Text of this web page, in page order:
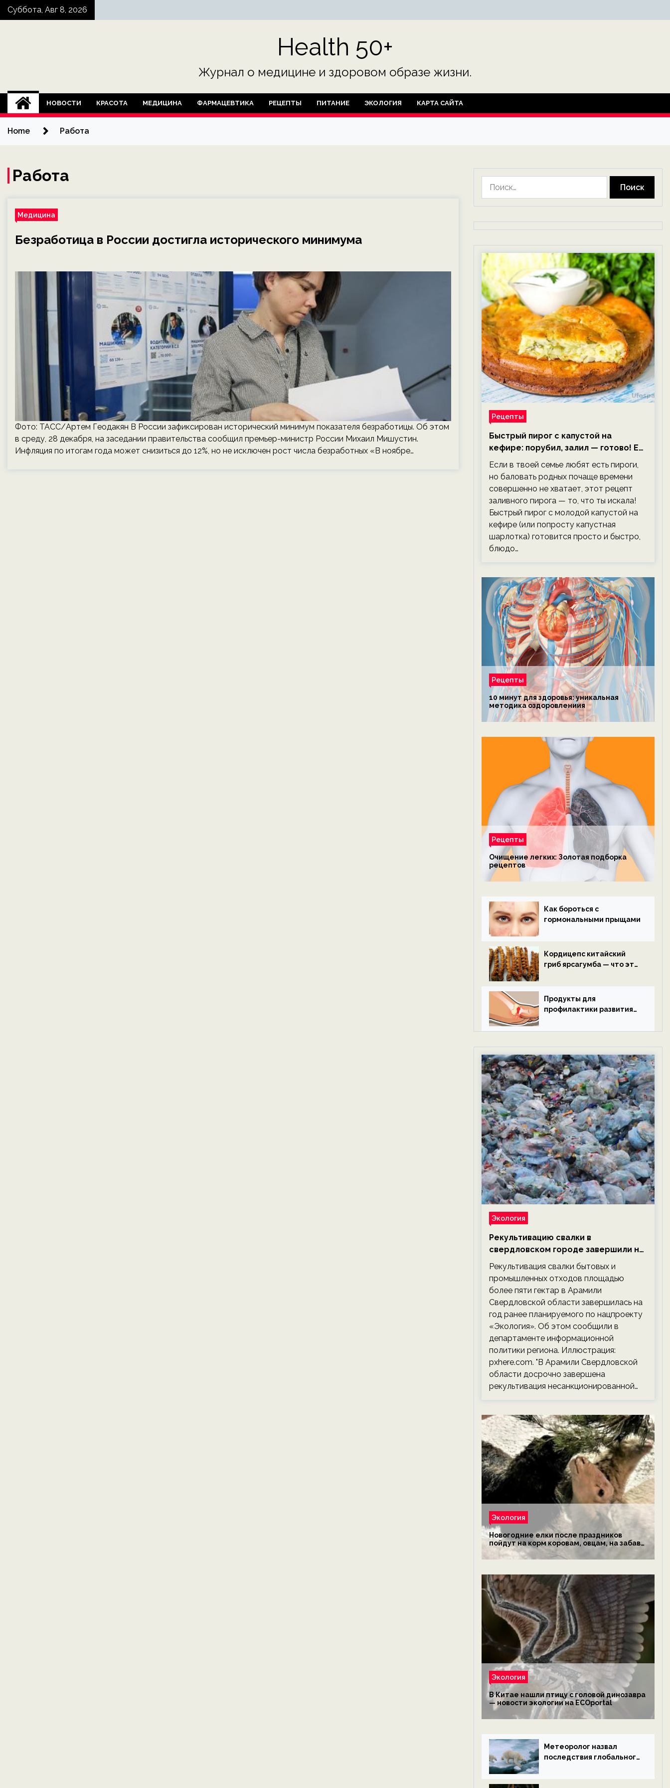
SkipСуббота, Авг 8, 2026
Health 50+
Журнал о медицине и здоровом образе жизни.
НОВОСТИ КРАСОТА МЕДИЦИНА ФАРМАЦЕВТИКА РЕЦЕПТЫ ПИТАНИЕ ЭКОЛОГИЯ КАРТА САЙТА
Home Работа
Работа
Медицина
Безработица в России достигла исторического минимума
Фото: ТАСС/Артем Геодакян В России зафиксирован исторический минимум показателя безработицы. Об этом
в среду, 28 декабря, на заседании правительства сообщил премьер-министр России Михаил Мишустин.
Инфляция по итогам года может снизиться до 12%, но не исключен рост числа безработных «В ноябре…
Рецепты
Быстрый пирог с капустой на
кефире: порубил, залил — готово! Ем,
не тревожась о фигуре!
Если в твоей семье любят есть пироги,
но баловать родных почаще времени
совершенно не хватает, этот рецепт
заливного пирога — то, что ты искала!
Быстрый пирог с молодой капустой на
кефире (или попросту капустная
шарлотка) готовится просто и быстро,
блюдо…
Рецепты
10 минут для здоровья: уникальная
методика оздоровлениия
Рецепты
Очищение легких: Золотая подборка
рецептов
Как бороться с
гормональными прыщами
Кордицепс китайский
гриб ярсагумба — что это
Продукты для
профилактики развития
Экология
Рекультивацию свалки в
свердловском городе завершили на
год раньше планируемого срока —
новости экологии на ECOportal
Рекультивация свалки бытовых и
промышленных отходов площадью
более пяти гектар в Арамили
Свердловской области завершилась на
год ранее планируемого по нацпроекту
«Экология». Об этом сообщили в
департаменте информационной
политики региона. Иллюстрация:
pxhere.com. "В Арамили Свердловской
области досрочно завершена
рекультивация несанкционированной…
Экология
Новогодние елки после праздников
пойдут на корм коровам, овцам, на забаву
обезьянам, львам и леопардам — новости
экологии на ECOportal
Экология
В Китае нашли птицу с головой динозавра
— новости экологии на ECOportal
Метеоролог назвал
последствия глобального